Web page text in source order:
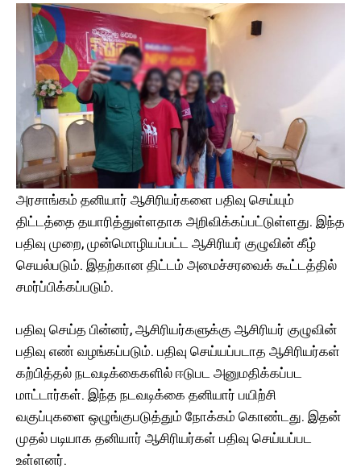
அரசாங்கம் தனியார் ஆசிரியர்களை பதிவு செய்யும்
திட்டத்தை தயாரித்துள்ளதாக அறிவிக்கப்பட்டுள்ளது. இந்த
பதிவு முறை, முன்மொழியப்பட்ட ஆசிரியர் குழுவின் கீழ்
செயல்படும். இதற்கான திட்டம் அமைச்சரவைக் கூட்டத்தில்
சமர்ப்பிக்கப்படும்.
பதிவு செய்த பின்னர், ஆசிரியர்களுக்கு ஆசிரியர் குழுவின்
பதிவு எண் வழங்கப்படும். பதிவு செய்யப்படாத ஆசிரியர்கள்
கற்பித்தல் நடவடிக்கைகளில் ஈடுபட அனுமதிக்கப்பட
மாட்டார்கள். இந்த நடவடிக்கை தனியார் பயிற்சி
வகுப்புகளை ஒழுங்குபடுத்தும் நோக்கம் கொண்டது. இதன்
முதல் படியாக தனியார் ஆசிரியர்கள் பதிவு செய்யப்பட
உள்ளனர்.